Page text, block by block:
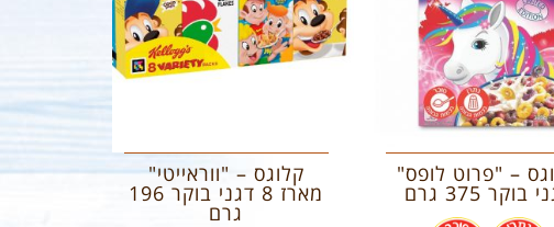
– "פרוט לופס"
בוקר 375 גרם
קלוגס – "ווראייטי"
מארז 8 דגני בוקר 196
גרם